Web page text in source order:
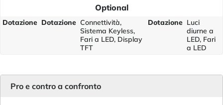
Optional
Dotazione Dotazione Connettività,
Sistema Keyless,
Fari a LED, Display
TFT
Dotazione Luci
diurne a
LED, Fari
a LED
Pro e contro a confronto